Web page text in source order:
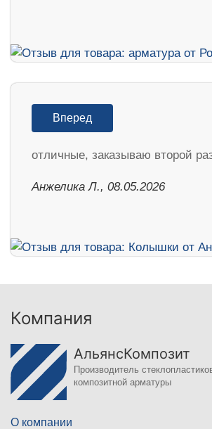
Вперед
отличные, заказываю второй
Анжелика Л., 08.05.2026
Компания
АльянсКомпозит
Производитель
композитной арматуры
О компании